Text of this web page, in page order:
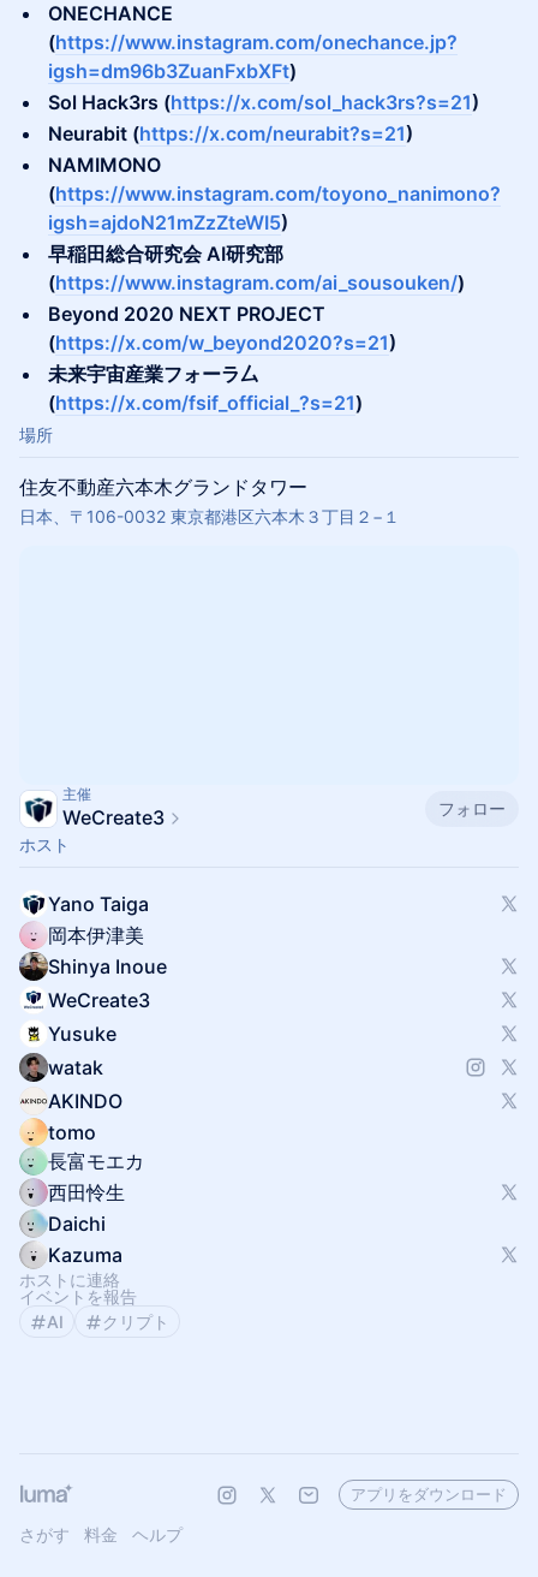
ONECHANCE
(https://www.instagram.com/onechance.jp?
igsh=dm96b3ZuanFxbXFt)
​Sol Hack3rs (https://x.com/sol_hack3rs?s=21)
​Neurabit (https://x.com/neurabit?s=21)
​NAMIMONO
(https://www.instagram.com/toyono_nanimono?
igsh=ajdoN21mZzZteWI5)
​早稲田総合研究会 AI研究部
(https://www.instagram.com/ai_sousouken/)
Beyond 2020 NEXT PROJECT
(https://x.com/w_beyond2020?s=21)
​未来宇宙産業フォーラ厶
(https://x.com/fsif_official_?s=21)
場所
住友不動産六本木グランドタワー
日本、〒106-0032 東京都港区六本木３丁目２−１
主催
WeCreate3
フォロー
ホスト
Yano Taiga
岡本伊津美
Shinya Inoue
WeCreate3
Yusuke
watak
AKINDO
tomo
長富モエカ
西田怜生
Daichi
Kazuma
ホストに連絡
イベントを報告
AI
クリプト
さがす 料金 ヘルプ
アプリをダウンロード